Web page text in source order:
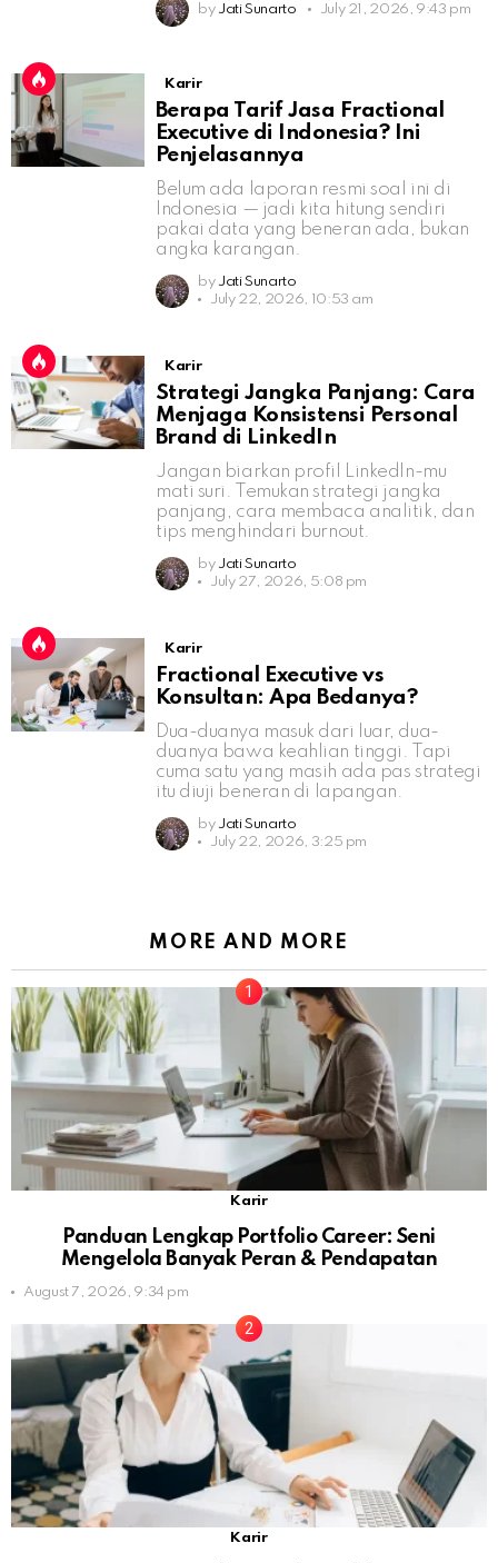
by Jati Sunarto July 21, 2026, 9:43 pm
Karir
Berapa Tarif Jasa Fractional
Executive di Indonesia? Ini
Penjelasannya
Belum ada laporan resmi soal ini di
Indonesia — jadi kita hitung sendiri
pakai data yang beneran ada, bukan
angka karangan.
by Jati Sunarto
July 22, 2026, 10:53 am
Karir
Strategi Jangka Panjang: Cara
Menjaga Konsistensi Personal
Brand di LinkedIn
Jangan biarkan profil LinkedIn-mu
mati suri. Temukan strategi jangka
panjang, cara membaca analitik, dan
tips menghindari burnout.
by Jati Sunarto
July 27, 2026, 5:08 pm
Karir
Fractional Executive vs
Konsultan: Apa Bedanya?
Dua-duanya masuk dari luar, dua-
duanya bawa keahlian tinggi. Tapi
cuma satu yang masih ada pas strategi
itu diuji beneran di lapangan.
by Jati Sunarto
July 22, 2026, 3:25 pm
MORE AND MORE
Karir
Panduan Lengkap Portfolio Career: Seni
Mengelola Banyak Peran & Pendapatan
August 7, 2026, 9:34 pm
Karir